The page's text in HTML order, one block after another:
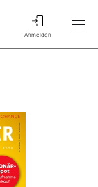
Anmelden